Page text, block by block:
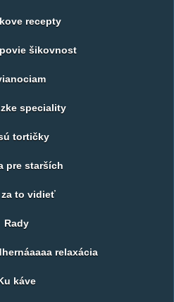
recepty
šikovnost
speciality
tortičky
pre starších
to vidieť
Rady
relaxácia
káve